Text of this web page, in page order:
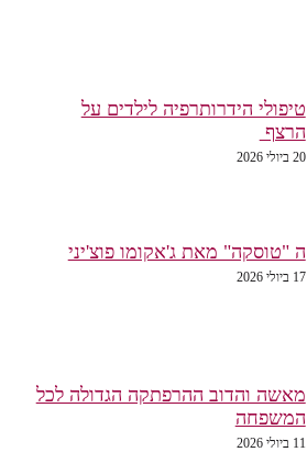
טיפולי הידרותרפיה לילדים על
הרצף
20 ביולי 2026
ה "טוסקה" מאת ג'אקומו פוצ'יני
17 ביולי 2026
מאשה והדוב ההרפתקה הגדולה לכל
המשפחה
11 ביולי 2026